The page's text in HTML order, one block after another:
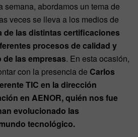
semana, abordamos un tema de
veces se lleva a los medios de
de las distintas certificaciones
procesos de calidad y
las empresas. En esta ocasión,
con la presencia de Carlos
TIC en la dirección
en AENOR, quién nos fue
evolucionado las
tecnológico.